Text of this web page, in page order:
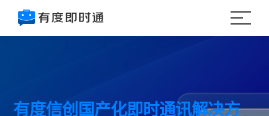
有度信创国产化即时通讯解决方